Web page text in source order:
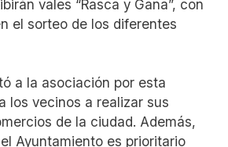
vales “Rasca y Gana”, con
el sorteo de los diferentes
a la asociación por esta
los vecinos a realizar sus
de la ciudad. Además,
Ayuntamiento es prioritario